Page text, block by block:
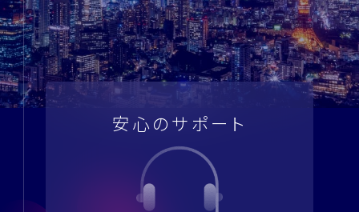
安心のサポート